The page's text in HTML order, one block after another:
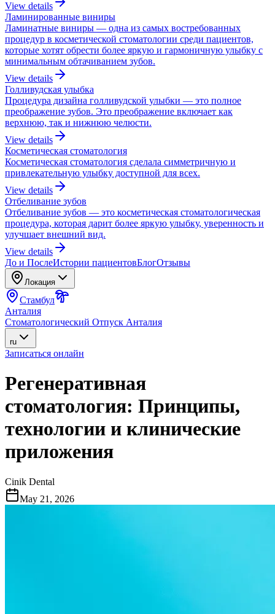
View details
Ламинированные виниры
Ламинатные виниры — одна из самых востребованных
процедур в косметической стоматологии среди пациентов,
которые хотят обрести более яркую и гармоничную улыбку с
минимальным обтачиванием зубов.
View details
Голливудская улыбка
Процедура дизайна голливудской улыбки — это полное
преображение зубов. Это преображение включает как
верхнюю, так и нижнюю челюсти.
View details
Косметическая стоматология
Косметическая стоматология сделала симметричную и
привлекательную улыбку доступной для всех.
View details
Отбеливание зубов
Отбеливание зубов — это косметическая стоматологическая
процедура, которая дарит более яркую улыбку, уверенность и
улучшает внешний вид.
View details
До и ПослеИстории пациентовБлогОтзывы
Локация
Стамбул
Анталия
Стоматологический Отпуск Анталия
ru
Записаться онлайн
Регенеративная
стоматология: Принципы,
технологии и клинические
приложения
Cinik Dental
May 21, 2026